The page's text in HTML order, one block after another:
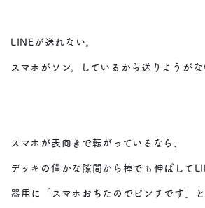
LINEが送れない。
スマホがソン。しているから送りようがな
スマホが表向きで転がっているなら、
デッキの僅かな隙間から棒でも伸ばして
器用に「スマホおちたのでピンチです」と